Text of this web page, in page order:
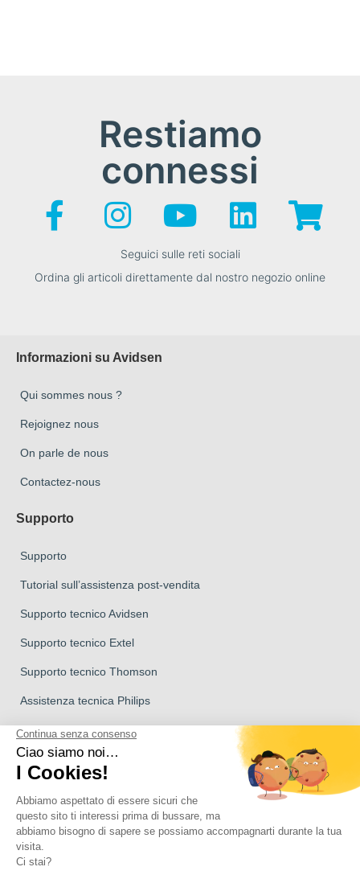
Restiamo
connessi
Seguici sulle reti sociali
Ordina gli articoli direttamente dal nostro negozio online
Informazioni su Avidsen
Qui sommes nous ?
Rejoignez nous
On parle de nous
Contactez-nous
Supporto
Supporto
Tutorial sull’assistenza post-vendita
Supporto tecnico Avidsen
Supporto tecnico Extel
Supporto tecnico Thomson
Assistenza tecnica Philips
Marchio del Gruppo Avidsen
Marchio Avidsen
Marchio Extel
I videocitofoni Philips
Marchio Thomson